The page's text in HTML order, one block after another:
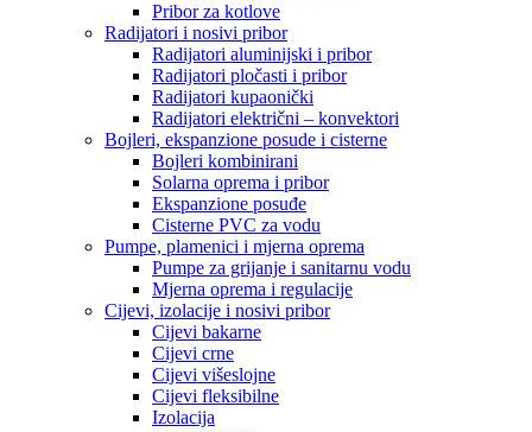
Pribor za kotlove
Radijatori i nosivi pribor
Radijatori aluminijski i pribor
Radijatori pločasti i pribor
Radijatori kupaonički
Radijatori električni – konvektori
Bojleri, ekspanzione posude i cisterne
Bojleri kombinirani
Solarna oprema i pribor
Ekspanzione posuđe
Cisterne PVC za vodu
Pumpe, plamenici i mjerna oprema
Pumpe za grijanje i sanitarnu vodu
Mjerna oprema i regulacije
Cijevi, izolacije i nosivi pribor
Cijevi bakarne
Cijevi crne
Cijevi višeslojne
Cijevi fleksibilne
Izolacija